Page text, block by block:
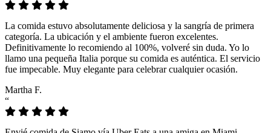
La comida estuvo absolutamente deliciosa y la sangría de primera
categoría. La ubicación y el ambiente fueron excelentes.
Definitivamente lo recomiendo al 100%, volveré sin duda. Yo lo
llamo una pequeña Italia porque su comida es auténtica. El servicio
fue impecable. Muy elegante para celebrar cualquier ocasión.
Martha F.
“